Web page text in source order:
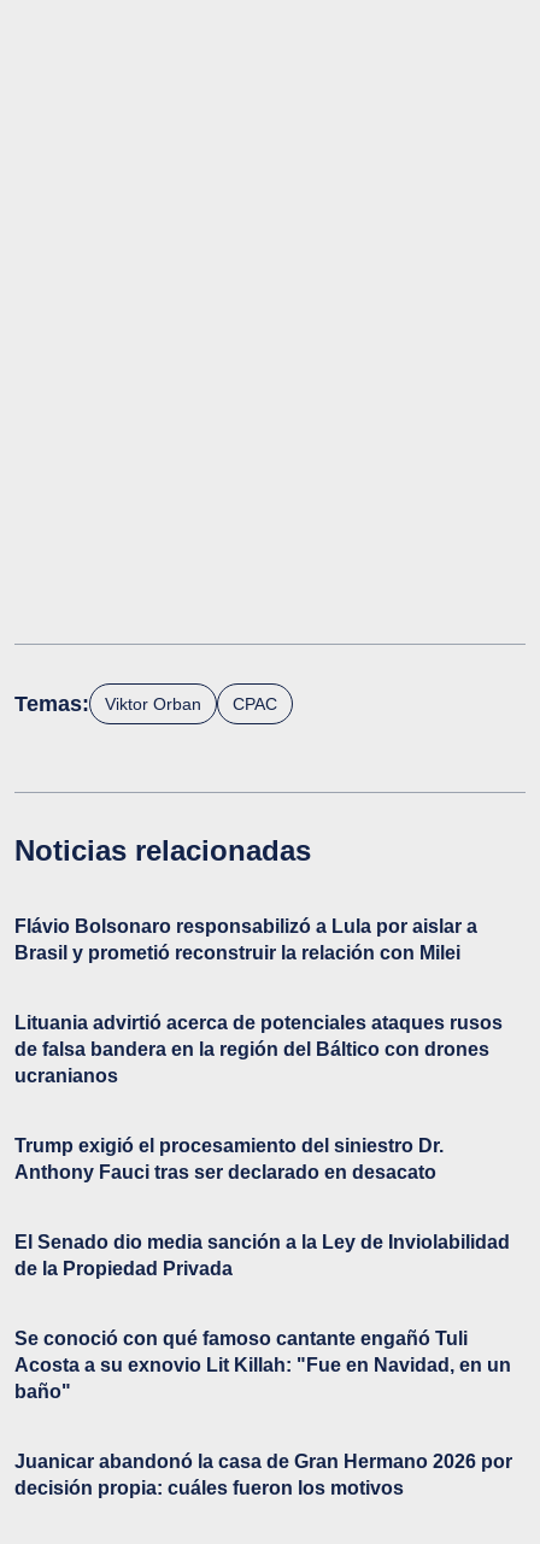
Temas: Viktor Orban CPAC
Noticias relacionadas
Flávio Bolsonaro responsabilizó a Lula por aislar a
Brasil y prometió reconstruir la relación con Milei
Lituania advirtió acerca de potenciales ataques rusos
de falsa bandera en la región del Báltico con drones
ucranianos
Trump exigió el procesamiento del siniestro Dr.
Anthony Fauci tras ser declarado en desacato
El Senado dio media sanción a la Ley de Inviolabilidad
de la Propiedad Privada
Se conoció con qué famoso cantante engañó Tuli
Acosta a su exnovio Lit Killah: "Fue en Navidad, en un
baño"
Juanicar abandonó la casa de Gran Hermano 2026 por
decisión propia: cuáles fueron los motivos